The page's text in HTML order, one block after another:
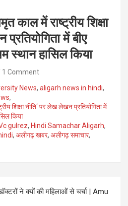
काल में राष्ट्रीय शिक्षा
में बीए
स्थान हासिल किया
1 Comment
News, aligarh news in hindi,
,
शिक्षा नीति‘ पर लेख लेखन प्रतियोगिता में
किया
gulrez, Hindi Samachar Aligarh,
, अलीगढ़ खबर, अलीगढ़ समाचार,
ने क्यों की महिलाओं से चर्चा | Amu